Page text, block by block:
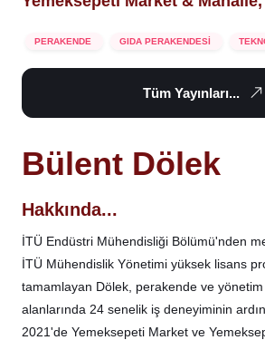
PERAKENDE GIDA PERAKENDESİ
Tüm Yayınları...
Bülent Dölek
Hakkında...
İTÜ Endüstri Mühendisliği Bölümü'nden
İTÜ Mühendislik Yönetimi yüksek lisans
tamamlayan Dölek, perakende ve yönetim
alanlarında 24 senelik iş deneyiminin
2021'de Yemeksepeti Market ve